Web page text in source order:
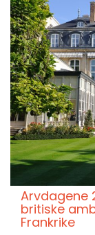
Arvdagene
britiske
Frankrike